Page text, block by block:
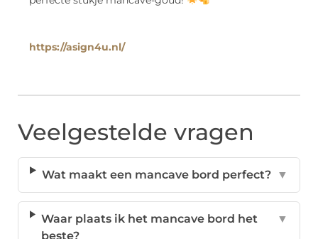
https://asign4u.nl/
Veelgestelde vragen
Wat maakt een mancave bord perfect? ▼
Waar plaats ik het mancave bord het
beste?
▼